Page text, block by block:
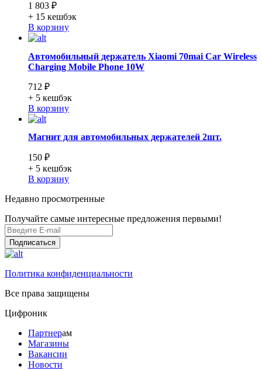
1 803 ₽
+ 15 кешбэк
В корзину
Автомобильный держатель Xiaomi 70mai Car Wireless
Charging Mobile Phone 10W
712 ₽
+ 5 кешбэк
В корзину
Магнит для автомобильных держателей 2шт.
150 ₽
+ 5 кешбэк
В корзину
Недавно просмотренные
Получайте самые интересные предложения первыми!
Подписаться
Политика конфиденциальности
Все права защищены
Цифроник
Партнерам
Магазины
Вакансии
Новости